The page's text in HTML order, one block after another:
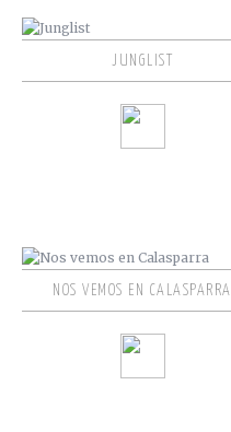
JUNGLIST
NOS VEMOS EN CALASPARRA